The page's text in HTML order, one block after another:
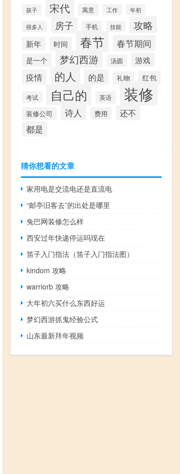
孩子 宋代 寓意 工作 年初
很多人 房子 手机 技能 攻略
新年 时间 春节 春节期间
是一个 梦幻西游 汤圆 游戏
疫情 的人 的是 礼物 红包
考试 自己的 英语 装修
装修公司 诗人 费用 还不
都是
猜你想看的文章
家用电是交流电还是直流电
“邮亭旧客去”的出处是哪里
兔巴网装修怎么样
西安过年快递停运吗现在
笛子入门指法（笛子入门指法图）
kindom 攻略
warriorb 攻略
大年初六买什么东西好运
梦幻西游抓鬼经验公式
山东最新拜年视频